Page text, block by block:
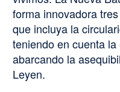
forma innovadora
que incluya la
teniendo en cuenta
abarcando la
Leyen.